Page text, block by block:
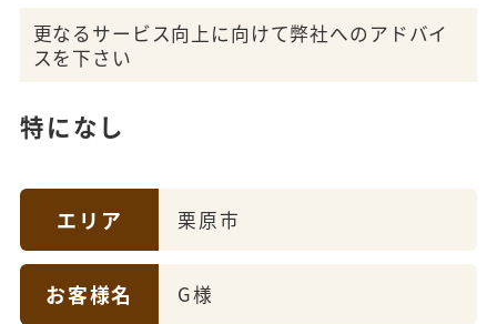
更なるサービス向上に向けて弊社へのアドバイ
スを下さい
特になし
エリア 栗原市
お客様名 G様